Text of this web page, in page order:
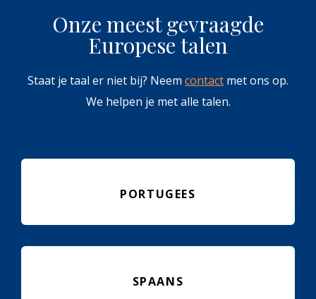
Onze meest gevraagde
Europese talen
Staat je taal er niet bij? Neem contact met ons op.
We helpen je met alle talen.
PORTUGEES
SPAANS